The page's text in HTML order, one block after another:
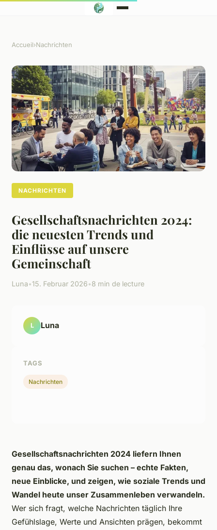
Accueil›Nachrichten
NACHRICHTEN
Gesellschaftsnachrichten 2024:
die neuesten Trends und
Einflüsse auf unsere
Gemeinschaft
Luna•15. Februar 2026•8 min de lecture
Gesellschaftsnachrichten 2024 liefern Ihnen
genau das, wonach Sie suchen – echte Fakten,
neue Einblicke, und zeigen, wie soziale Trends und
Wandel heute unser Zusammenleben verwandeln.
Wer sich fragt, welche Nachrichten täglich Ihre
Gefühlslage, Werte und Ansichten prägen, bekommt
L Luna
TAGS
Nachrichten